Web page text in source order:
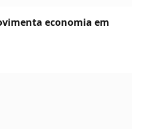
economia em